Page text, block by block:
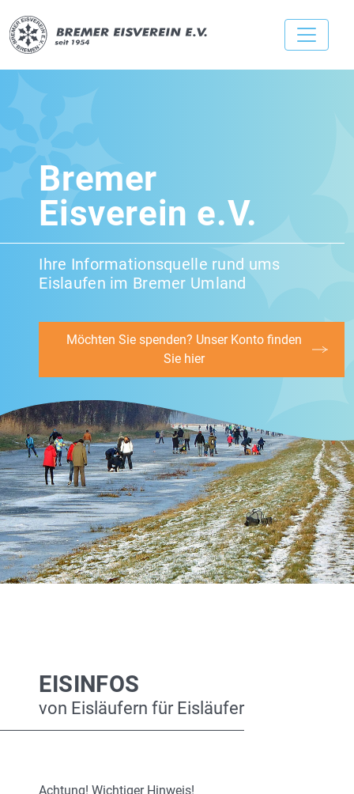
Bremer
Eisverein e.V.
Ihre Informationsquelle rund ums
Eislaufen im Bremer Umland
Möchten Sie spenden? Unser Konto finden
Sie hier
EISINFOS
von Eisläufern für Eisläufer
Achtung! Wichtiger Hinweis!